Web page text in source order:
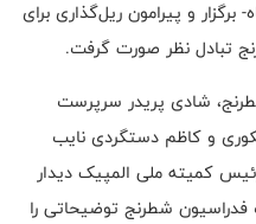
-21 فروردین‌ماه- برگزار و پیرامون ریل‌گذاری برای
تبادل نظر صورت گرفت.
شادی پریدر سرپرست
و کاظم دستگردی نایب
کمیته ملی المپیک دیدار
شطرنج توضیحاتی را